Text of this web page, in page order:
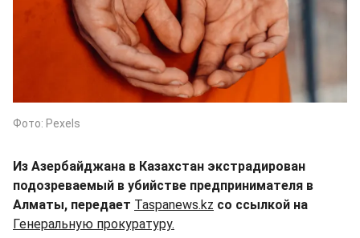
Фото: Pexels
Из Азербайджана в Казахстан экстрадирован
подозреваемый в убийстве предпринимателя в
Алматы, передает Taspanews.kz со ссылкой на
Генеральную прокуратуру.